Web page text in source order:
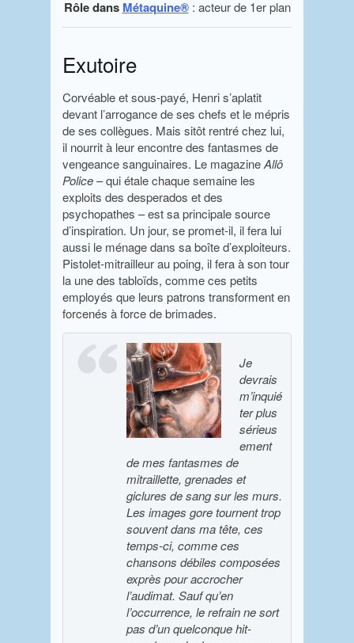
Rôle dans Métaquine®: acteur de 1er plan
Exutoire
Corvéable et sous-payé, Henri s’aplatit
devant l’arrogance de ses chefs et le mépris
de ses collègues. Mais sitôt rentré chez lui,
il nourrit à leur encontre des fantasmes de
vengeance sanguinaires. Le magazineAllô
Police– qui étale chaque semaine les
exploits des desperados et des
psychopathes – est sa principale source
d’inspiration. Un jour, se promet-il, il fera lui
aussi le ménage dans sa boîte d’exploiteurs.
Pistolet-mitrailleur au poing, il fera à son tour
la une des tabloïds, comme ces petits
employés que leurs patrons transforment en
forcenés à force de brimades.
Je
devrais
m’inquié
ter plus
sérieus
ement
de mes fantasmes de
mitraillette, grenades et
giclures de sang sur les murs.
Les images gore tournent trop
souvent dans ma tête, ces
temps-ci, comme ces
chansons débiles composées
exprès pour accrocher
l’audimat. Sauf qu’en
l’occurrence, le refrain ne sort
pas d’un quelconque hit-